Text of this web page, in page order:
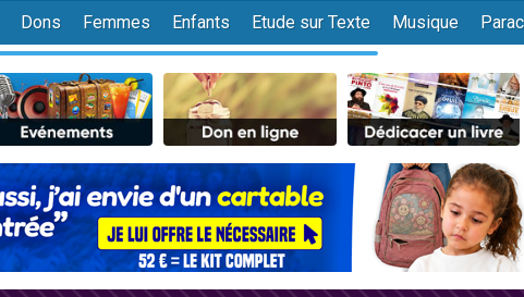
Il reste 49 places pour étudier en groupe sur Zoom
23 personnes viennent de faire un don pour Diane, 80 ans, dans un
Eva vient de donner son Maasser
4 personnes viennent de nous rejoindre sur WhatsApp
3 personnes viennent de nous rejoindre sur WhatsApp
3 personnes viennent de faire un don pour 5 jours de vacances aux Orphelins
Odaya vient de donner son Maasser
2 personnes viennent de nous rejoindre sur WhatsApp
13 personnes viennent de demander une bénédiction
Dons Femmes Enfants Etude sur Texte Musique